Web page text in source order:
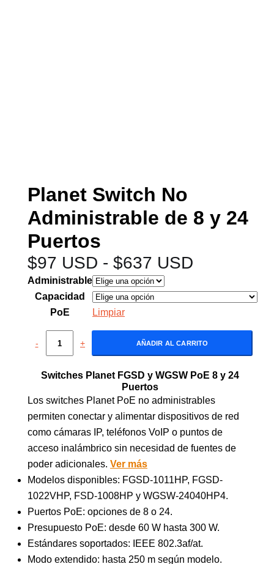
Planet Switch No
Administrable de 8 y 24
Puertos
$97 USD - $637 USD
Administrable
Capacidad
PoE
Limpiar
- + AÑADIR AL CARRITO
Switches Planet FGSD y WGSW PoE 8 y 24
Puertos
Los switches Planet PoE no administrables
permiten conectar y alimentar dispositivos de red
como cámaras IP, teléfonos VoIP o puntos de
acceso inalámbrico sin necesidad de fuentes de
poder adicionales. Ver más
Modelos disponibles: FGSD-1011HP, FGSD-
1022VHP, FSD-1008HP y WGSW-24040HP4.
Puertos PoE: opciones de 8 o 24.
Presupuesto PoE: desde 60 W hasta 300 W.
Estándares soportados: IEEE 802.3af/at.
Modo extendido: hasta 250 m según modelo.